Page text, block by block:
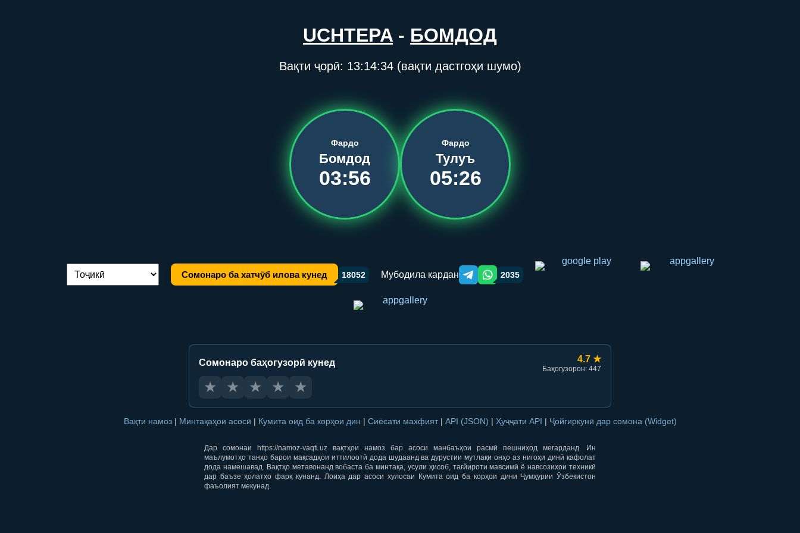
UCHTEPA - БОМДОД
Вақти ҷорӣ: 13:14:35(вақти дастгоҳи шумо)
Фардо
Бомдод
03:56
Фардо
Тулуъ
05:26
Иваз кардани забон: Сомонаро ба хатчӯб илова кунед 18052 Мубодила кардан Telegram orqali ulashish
WhatsApp orqali ulashish
2035
Сомонаро баҳогузорӣ кунед 4.7 ★
Баҳогузорон: 447
★ ★ ★ ★ ★
Вақти намоз | Минтақаҳои асосӣ | Кумита оид ба корҳои дин | Сиёсати махфият | API (JSON) | Ҳуҷҷати API | Ҷойгиркунӣ дар сомона (Widget)
Дар сомонаи https://namoz-vaqti.uz вақтҳои намоз бар асоси манбаъҳои расмӣ пешниҳод мегарданд. Ин
маълумотҳо танҳо барои мақсадҳои иттилоотӣ дода шудаанд ва дурустии мутлақи онҳо аз нигоҳи динӣ кафолат
дода намешавад. Вақтҳо метавонанд вобаста ба минтақа, усули ҳисоб, тағйироти мавсимӣ ё навсозиҳои техникӣ
дар баъзе ҳолатҳо фарқ кунанд. Лоиҳа дар асоси хулосаи Кумита оид ба корҳои дини Ҷумҳурии Ӯзбекистон
фаъолият мекунад.